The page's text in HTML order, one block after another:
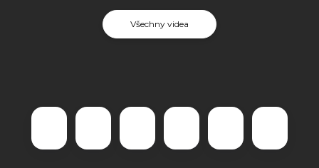
Všechny videa